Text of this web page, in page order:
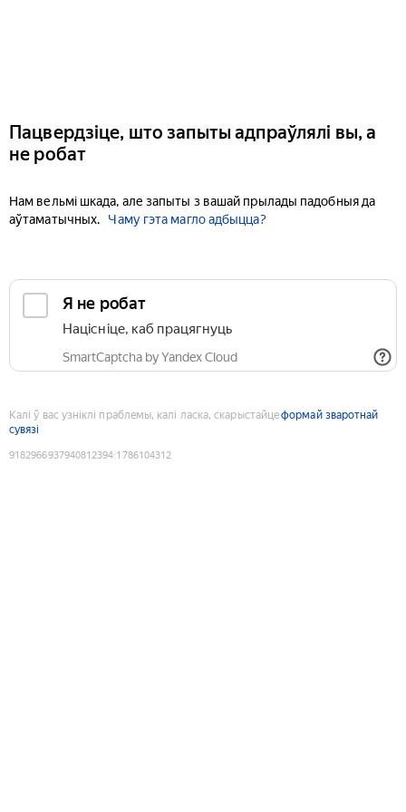
Пацвердзіце, што запыты адпраўлялі вы, а
не робат
Нам вельмі шкада, але запыты з вашай прылады падобныя да
аўтаматычных.
Чаму гэта магло адбыцца?
Я не робат
Націсніце, каб працягнуць
SmartCaptcha by Yandex Cloud
Калі ў вас узніклі праблемы, калі ласка, скарыстайцеформай зваротнай
сувязі
9182966937940812394:1786104312